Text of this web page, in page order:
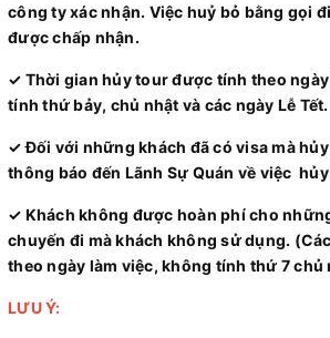
công ty xác nhận. Việc huỷ bỏ bằng gọi
được chấp nhận.
✓ Thời gian hủy tour được tính theo
tính thứ bảy, chủ nhật và các ngày Lễ Tết.
✓ Đối với những khách đã có visa mà
thông báo đến Lãnh Sự Quán về việc
✓ Khách không được hoàn phí cho
chuyến đi mà khách không sử dụng.
theo ngày làm việc, không tính thứ 7 chủ
LƯU Ý: